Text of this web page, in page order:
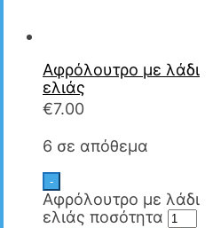
Αφρόλουτρο με λάδι
ελιάς
€7.00
6 σε απόθεμα
-
Αφρόλουτρο με λάδι
ελιάς ποσότητα